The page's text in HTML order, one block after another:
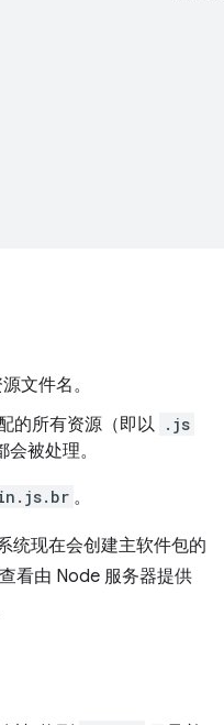
文件名。
的所有资源（即以 .js
被处理。
。
统现在会创建主软件包的
看由 Node 服务器提供